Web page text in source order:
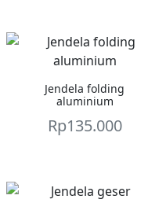
Jendela folding
aluminium
Rp135.000